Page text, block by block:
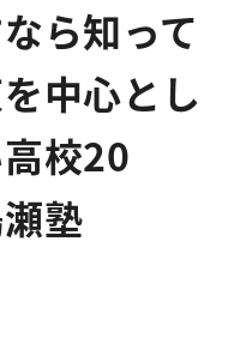
ら知って
中心とし
校20
塾